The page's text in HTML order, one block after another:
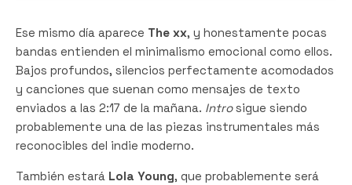
Ese mismo día aparece The xx, y honestamente pocas
bandas entienden el minimalismo emocional como ellos.
Bajos profundos, silencios perfectamente acomodados
y canciones que suenan como mensajes de texto
enviados a las 2:17 de la mañana. Introsigue siendo
probablemente una de las piezas instrumentales más
reconocibles del indie moderno.
También estará Lola Young, que probablemente será